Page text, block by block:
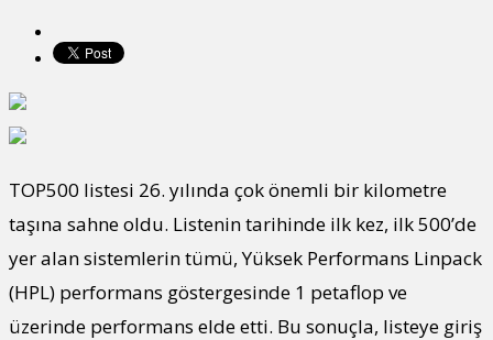
TOP500 listesi 26. yılında çok önemli bir kilometre
taşına sahne oldu. Listenin tarihinde ilk kez, ilk 500’de
yer alan sistemlerin tümü, Yüksek Performans Linpack
(HPL) performans göstergesinde 1 petaflop ve
üzerinde performans elde etti. Bu sonuçla, listeye giriş